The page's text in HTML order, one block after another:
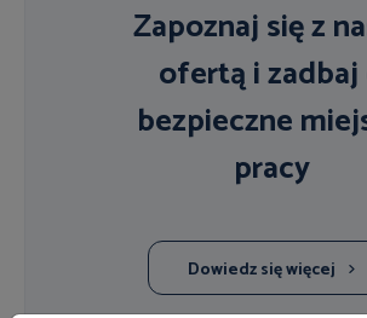
Zapoznaj się z
ofertą i
bezpieczne
pracy
Dowiedz się więcej